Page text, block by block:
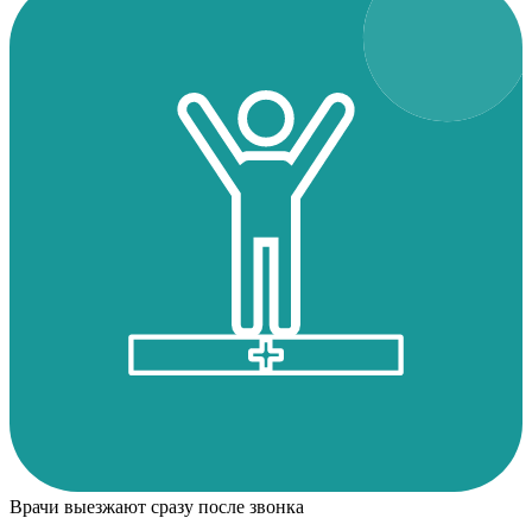
Врачи выезжают сразу после звонка